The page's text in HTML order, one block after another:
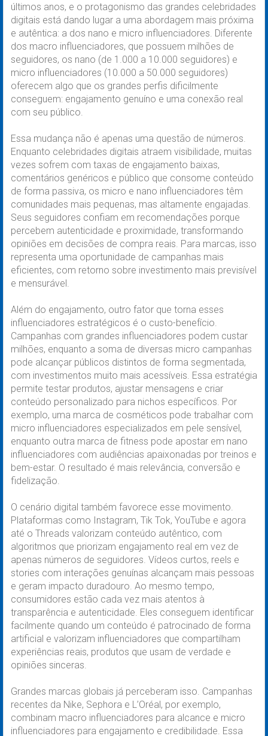
últimos anos, e o protagonismo das grandes celebridades
digitais está dando lugar a uma abordagem mais próxima
e autêntica: a dos nano e micro influenciadores. Diferente
dos macro influenciadores, que possuem milhões de
seguidores, os nano (de 1.000 a 10.000 seguidores) e
micro influenciadores (10.000 a 50.000 seguidores)
oferecem algo que os grandes perfis dificilmente
conseguem: engajamento genuíno e uma conexão real
com seu público.
Essa mudança não é apenas uma questão de números.
Enquanto celebridades digitais atraem visibilidade, muitas
vezes sofrem com taxas de engajamento baixas,
comentários genéricos e público que consome conteúdo
de forma passiva, os micro e nano influenciadores têm
comunidades mais pequenas, mas altamente engajadas.
Seus seguidores confiam em recomendações porque
percebem autenticidade e proximidade, transformando
opiniões em decisões de compra reais. Para marcas, isso
representa uma oportunidade de campanhas mais
eficientes, com retorno sobre investimento mais previsível
e mensurável.
Além do engajamento, outro fator que torna esses
influenciadores estratégicos é o custo-benefício.
Campanhas com grandes influenciadores podem custar
milhões, enquanto a soma de diversas micro campanhas
pode alcançar públicos distintos de forma segmentada,
com investimentos muito mais acessíveis. Essa estratégia
permite testar produtos, ajustar mensagens e criar
conteúdo personalizado para nichos específicos. Por
exemplo, uma marca de cosméticos pode trabalhar com
micro influenciadores especializados em pele sensível,
enquanto outra marca de fitness pode apostar em nano
influenciadores com audiências apaixonadas por treinos e
bem-estar. O resultado é mais relevância, conversão e
fidelização.
O cenário digital também favorece esse movimento.
Plataformas como Instagram, Tik Tok, YouTube e agora
até o Threads valorizam conteúdo autêntico, com
algoritmos que priorizam engajamento real em vez de
apenas números de seguidores. Vídeos curtos, reels e
stories com interações genuínas alcançam mais pessoas
e geram impacto duradouro. Ao mesmo tempo,
consumidores estão cada vez mais atentos à
transparência e autenticidade. Eles conseguem identificar
facilmente quando um conteúdo é patrocinado de forma
artificial e valorizam influenciadores que compartilham
experiências reais, produtos que usam de verdade e
opiniões sinceras.
Grandes marcas globais já perceberam isso. Campanhas
recentes da Nike, Sephora e L’Oréal, por exemplo,
combinam macro influenciadores para alcance e micro
influenciadores para engajamento e credibilidade. Essa